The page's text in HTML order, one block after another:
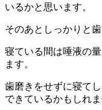
いるかと思います。
そのあとしっかりと
寝ている間は唾液の
ます。
歯磨きをせずに寝て
できているかもしれ